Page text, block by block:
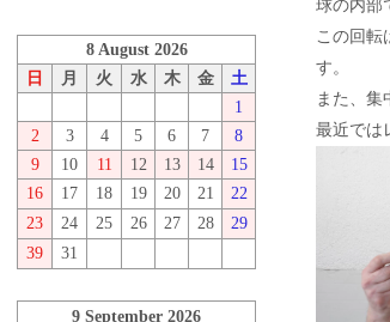
球の内部
この回転
す。
また、集
最近では
8 August 2026
日
月 火 水 木 金
土
1
2
3 4 5 6 7
8
9
10 11 12 13 14
15
16
17 18 19 20 21
22
23
24 25 26 27 28
29
39
31
9 September 2026